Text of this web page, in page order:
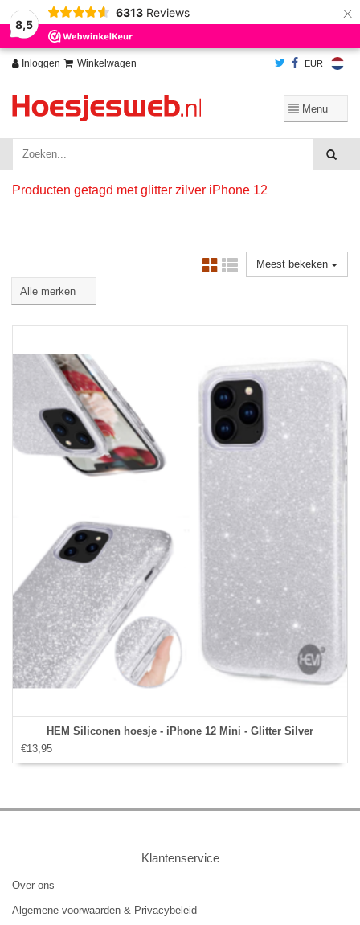
8,5
6313 Reviews ×
Inloggen Winkelwagen EUR
Producten getagd met glitter zilver iPhone 12
Meest bekeken
HEM Siliconen hoesje - iPhone 12 Mini - Glitter Silver
€13,95
Klantenservice
Over ons
Algemene voorwaarden & Privacybeleid
Wij slaan cookies op om onze website te verbeteren. Is dat akkoord?
Ja
Nee